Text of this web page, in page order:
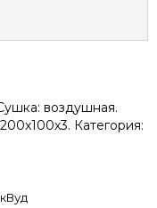
воздушная.
Категория: